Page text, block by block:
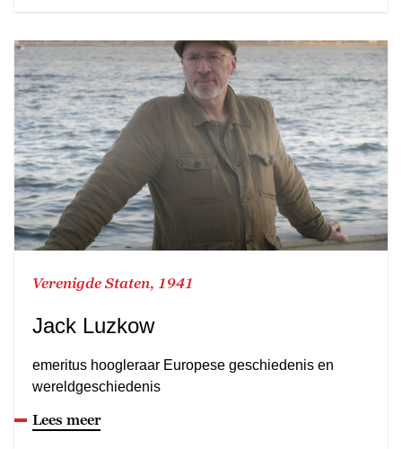
Verenigde Staten, 1941
Jack Luzkow
emeritus hoogleraar Europese geschiedenis en
wereldgeschiedenis
Lees meer